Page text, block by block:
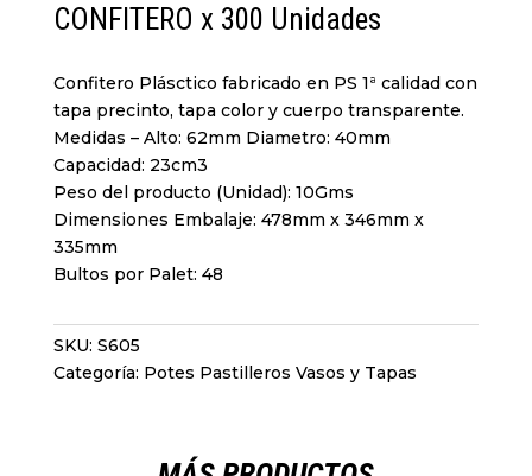
CONFITERO x 300 Unidades
Confitero Plásctico fabricado en PS 1ª calidad con
tapa precinto, tapa color y cuerpo transparente.
Medidas – Alto: 62mm Diametro: 40mm
Capacidad: 23cm3
Peso del producto (Unidad): 10Gms
Dimensiones Embalaje: 478mm x 346mm x
335mm
Bultos por Palet: 48
SKU: S605
Categoría: Potes Pastilleros Vasos y Tapas